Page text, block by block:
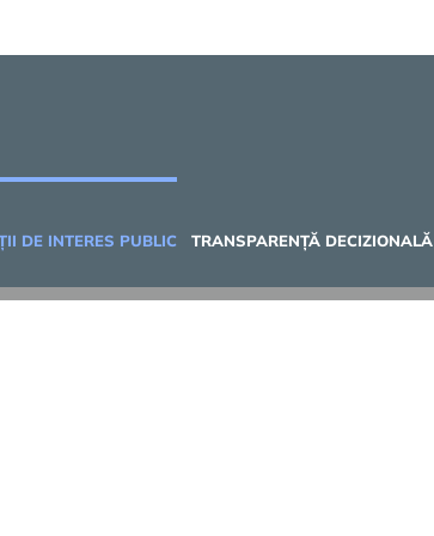
DE INTERES PUBLIC TRANSPARENȚĂ DECIZIONALĂ